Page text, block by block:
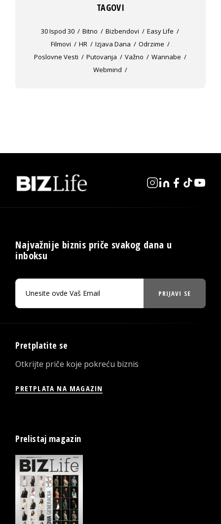
TAGOVI
30 Ispod 30 Bitno Bizbendovi
Easy Life
Filmovi
HR Izjava Dana
Odrzime
Poslovne Vesti
Putovanja Važno
Wannabe
Webmind
Najvažnije biznis priče svakog dana u
inboksu
PRIJAVI SE
Pretplatite se
Otkrijte priče koje pokreću biznis
PRETPLATA NA MAGAZIN
Prelistaj magazin